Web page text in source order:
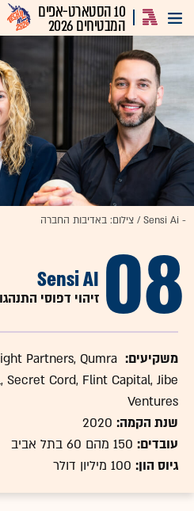
10 הסטארט-אפים
המבטיחים 2026
- Sensi Ai / צילום: באדיבות החברה
08
Sensi AI
זיהוי דפוסי
משקיעים: Partners, Qumra
Secret Cord, Flint Capital, Jibe
Ventures
שנת הקמה: 2020
עובדים: 150 מהם 60 בתל אביב
גיוס הון: 100 מיליון דולר